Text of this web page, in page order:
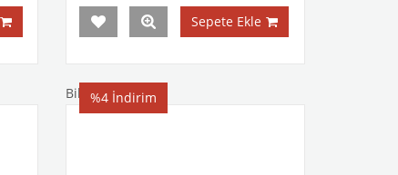
Sepete Ekle
Bileklik
%4 İndirim